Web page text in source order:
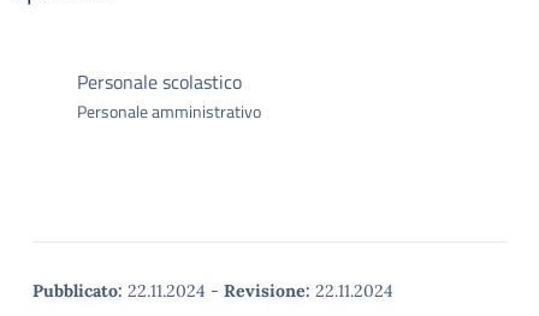
Personale scolastico
Personale amministrativo
Pubblicato: 22.11.2024 - Revisione: 22.11.2024